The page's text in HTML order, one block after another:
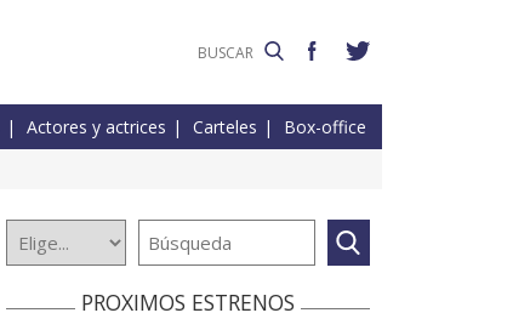
Actores y actrices Carteles Box-office
PROXIMOS ESTRENOS